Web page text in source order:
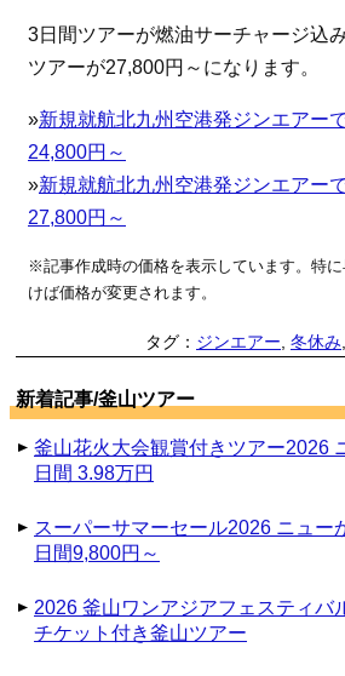
3日間ツアーが燃油サーチャージ込
ツアーが27,800円～になります。
»新規就航北九州空港発ジンエアー
24,800円～
»新規就航北九州空港発ジンエアー
27,800円～
※記事作成時の価格を表示しています。特
けば価格が変更されます。
タグ： ジンエアー 冬休み
新着記事/釜山ツアー
釜山花火大会観賞付きツアー2026
日間 3.98万円
スーパーサマーセール2026 ニュー
日間9,800円～
2026 釜山ワンアジアフェスティバ
チケット付き釜山ツアー